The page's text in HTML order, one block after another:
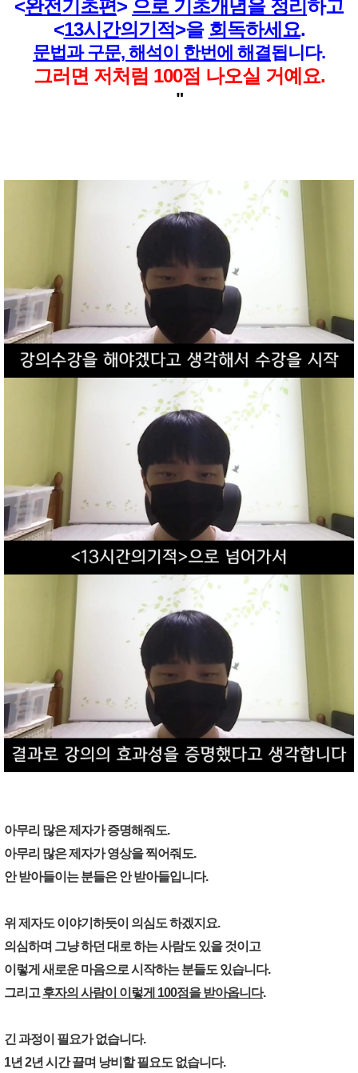
<완전기초편> 으로 기초개념을 정리 하고
<13시간의기적>을 회독하세요.
문법과 구문, 해석이 한번에 해결됩니다.
그러면 저처럼 100점 나오실 거예요.
"
아무리 많은 제자가 증명해줘도.
아무리 많은 제자가 영상을 찍어줘도.
안 받아들이는 분들은 안 받아들입니다.
위 제자도 이야기하듯이 의심도 하겠지요.
의심하며 그냥 하던 대로 하는 사람도 있을 것이고
이렇게 새로운 마음으로 시작하는 분들도 있습니다.
그리고 후자의 사람이 이렇게 100점을 받아옵니다.
긴 과정이 필요가 없습니다.
1년 2년 시간 끌며 낭비할 필요도 없습니다.